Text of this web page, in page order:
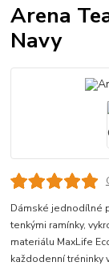
Arena
Navy
Dámské jednodílné
tenkými ramínky,
materiálu MaxLife
každodenní tréninky